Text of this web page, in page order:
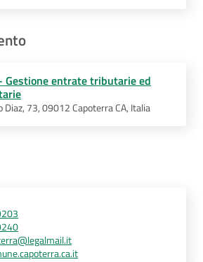
Gestione entrate tributarie ed
Diaz, 73, 09012 Capoterra CA, Italia